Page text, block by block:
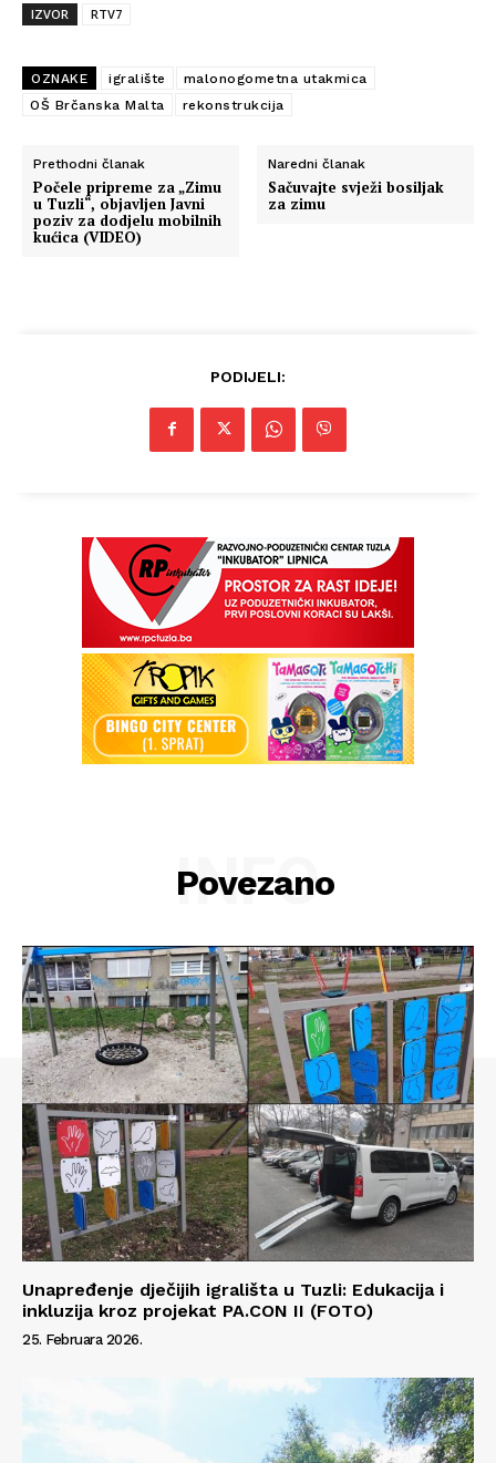
IZVOR RTV7
OZNAKE igralište
malonogometna utakmica
OŠ Brčanska Malta
rekonstrukcija
Prethodni članak
Počele pripreme za „Zimu
u Tuzli“, objavljen Javni
poziv za dodjelu mobilnih
kućica (VIDEO)
Naredni članak
Sačuvajte svježi bosiljak
za zimu
PODIJELI:
Povezano
INFO
Unapređenje dječijih igrališta u Tuzli: Edukacija i
inkluzija kroz projekat PA.CON II (FOTO)
25. Februara 2026.